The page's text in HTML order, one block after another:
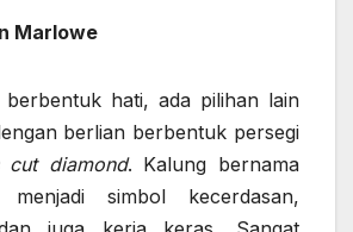
Marlowe
berbentuk hati, ada pilihan lain
berlian berbentuk persegi
cut diamond. Kalung bernama
simbol kecerdasan,